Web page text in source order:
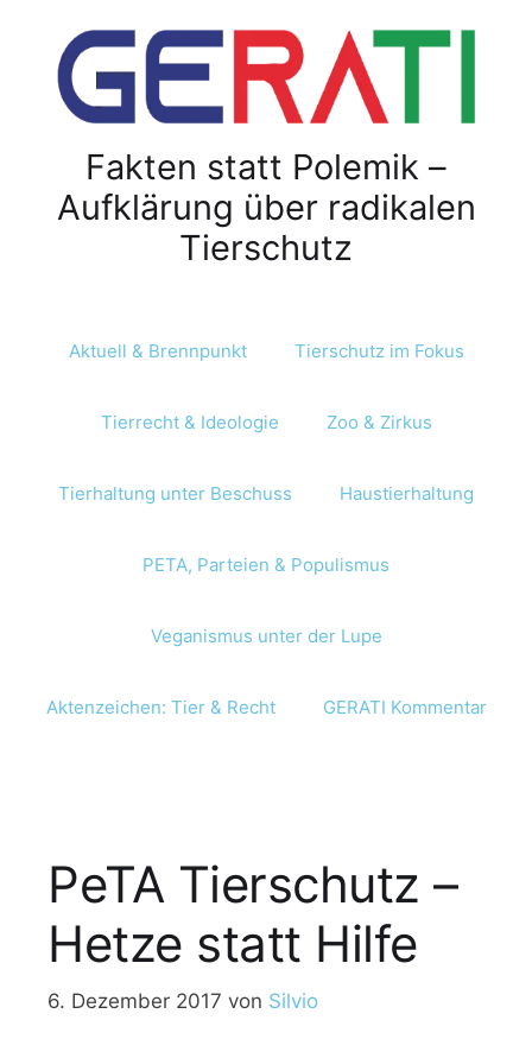
Fakten statt Polemik –
Aufklärung über radikalen
Tierschutz
Aktuell & Brennpunkt Tierschutz im Fokus
Tierrecht & Ideologie Zoo & Zirkus
Tierhaltung unter Beschuss Haustierhaltung
PETA, Parteien & Populismus
Veganismus unter der Lupe
Aktenzeichen: Tier & Recht GERATI Kommentar
PeTA Tierschutz –
Hetze statt Hilfe
6. Dezember 2017 von Silvio